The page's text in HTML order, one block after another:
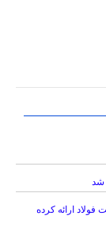
ارائه کرده